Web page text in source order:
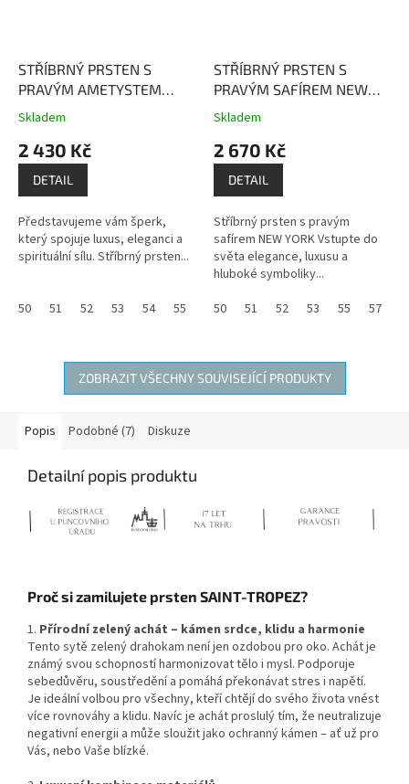
STŘÍBRNÝ PRSTEN S
PRAVÝM AMETYSTEM
PAŘÍŽ
obnovuje oslabenou
životní energii a léčí duši.
Průměrné
produktu
5
hvězdiček.
Skladem
2 430 Kč
DETAIL
Představujeme vám šperk,
který spojuje luxus, eleganci a
spirituální sílu. Stříbrný prsten...
50 51 52 53 54 55 56 59 60 61
STŘÍBRNÝ PRSTEN S
PRAVÝM SAFÍREM NEW
YORK
věrnosti.
Průměrné
produktu
5
hvězdiček.
Skladem
2 670 Kč
DETAIL
Stříbrný prsten s pravým
safírem NEW YORK Vstupte do
světa elegance, luxusu a
hluboké symboliky...
50
51 52 53 55 57
ZOBRAZIT VŠECHNY SOUVISEJÍCÍ PRODUKTY
Popis Podobné (7) Diskuze
Detailní popis produktu
Proč si zamilujete prsten SAINT-TROPEZ?
1. Přírodní zelený achát – kámen srdce, klidu a harmonie
Tento sytě zelený drahokam není jen ozdobou pro oko. Achát je
známý svou schopností harmonizovat tělo i mysl. Podporuje
sebedůvěru, soustředění a pomáhá překonávat stres i napětí.
Je ideální volbou pro všechny, kteří chtějí do svého života vnést
více rovnováhy a klidu. Navíc je achát proslulý tím, že neutralizuje
negativní energii a může sloužit jako ochranný kámen – ať už pro
Vás, nebo Vaše blízké.